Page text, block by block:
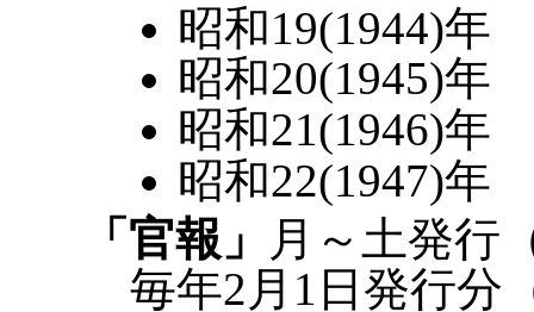
昭和19(1944)年
昭和20(1945)年
昭和21(1946)年
昭和22(1947)年
「官報」
月～土発行
毎年2月1日発行分